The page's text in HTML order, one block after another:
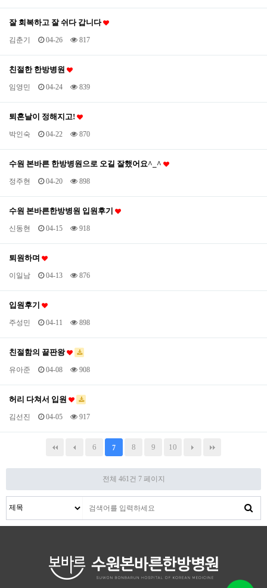
잘 회복하고 잘 쉬다 갑니다
김춘기 04-26 817
친절한 한방병원
임영민 04-24 839
퇴혼날이 정해지고!
박인숙 04-22 870
수원 본바른 한방병원으로 오길 잘했어요^_^
정주현 04-20 898
수원 본바른한방병원 입원후기
신동현 04-15 918
퇴원하며
이일남 04-13 876
입원후기
주성민 04-11 898
친절함의 끝판왕
유아준 04-08 908
허리 다쳐서 입원
김선진 04-05 917
6 7 8 9 10
전체 461건 7 페이지